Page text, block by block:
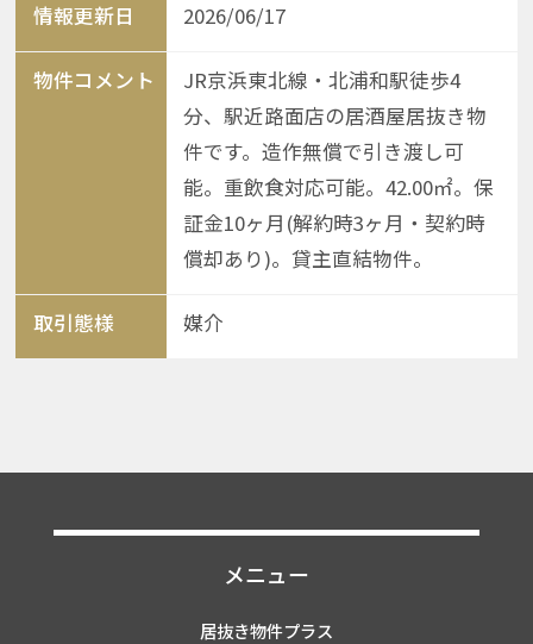
情報更新日 2026/06/17
物件コメント
JR京浜東北線・北浦和駅徒歩4
分、駅近路面店の居酒屋居抜き物
件です。造作無償で引き渡し可
能。重飲食対応可能。42.00㎡。保
証金10ヶ月(解約時3ヶ月・契約時
償却あり)。貸主直結物件。
取引態様 媒介
メニュー
居抜き物件プラス